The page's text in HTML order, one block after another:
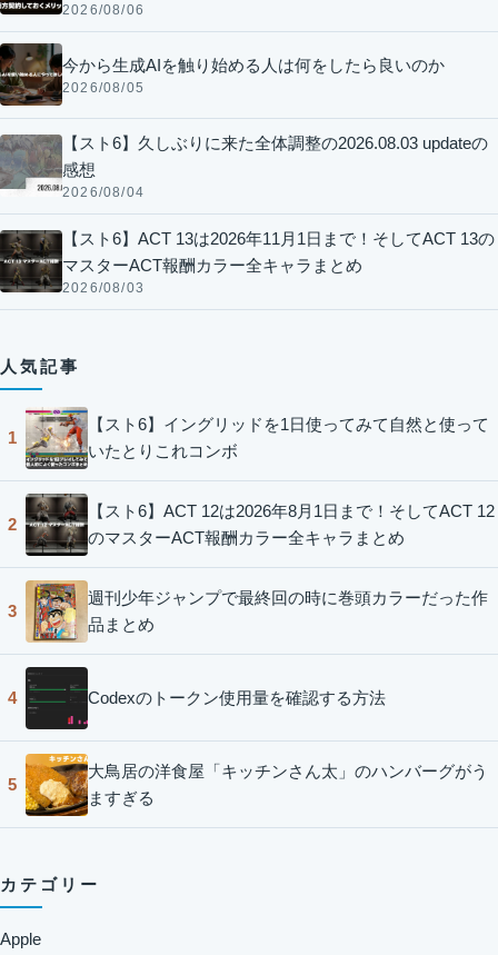
2026/08/06
今から生成AIを触り始める人は何をしたら良いのか
2026/08/05
【スト6】久しぶりに来た全体調整の2026.08.03 updateの
感想
2026/08/04
【スト6】ACT 13は2026年11月1日まで！そしてACT 13の
マスターACT報酬カラー全キャラまとめ
2026/08/03
人気記事
1
【スト6】イングリッドを1日使ってみて自然と使って
いたとりこれコンボ
2
【スト6】ACT 12は2026年8月1日まで！そしてACT 12
のマスターACT報酬カラー全キャラまとめ
3
週刊少年ジャンプで最終回の時に巻頭カラーだった作
品まとめ
4 Codexのトークン使用量を確認する方法
5
大鳥居の洋食屋「キッチンさん太」のハンバーグがう
ますぎる
カテゴリー
Apple